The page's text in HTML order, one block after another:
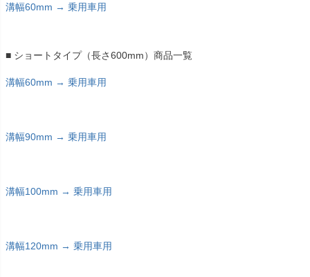
溝幅60mm → 乗用車用
■ ショートタイプ（長さ600mm）商品一覧
溝幅60mm → 乗用車用
溝幅90mm → 乗用車用
溝幅100mm → 乗用車用
溝幅120mm → 乗用車用